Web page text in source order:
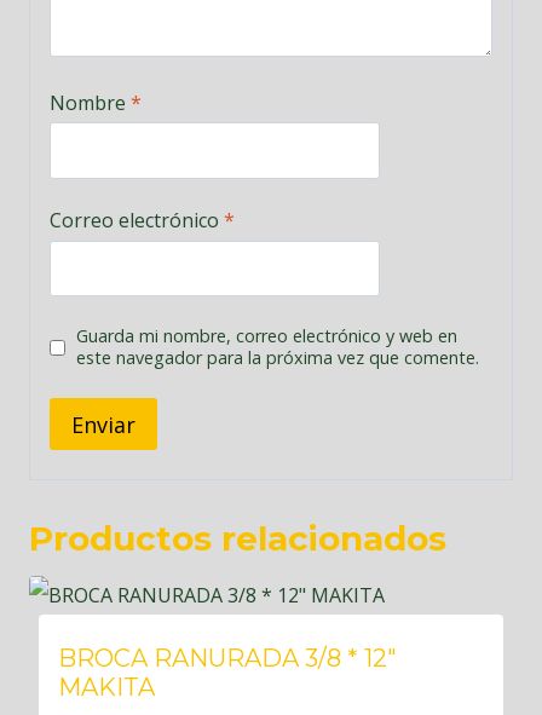
Nombre *
Correo electrónico *
Guarda mi nombre, correo electrónico y web en
este navegador para la próxima vez que comente.
Productos relacionados
BROCA RANURADA 3/8 * 12″
MAKITA